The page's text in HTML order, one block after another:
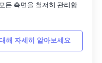
든 측면을 철저히 관리합
해 자세히 알아보세요